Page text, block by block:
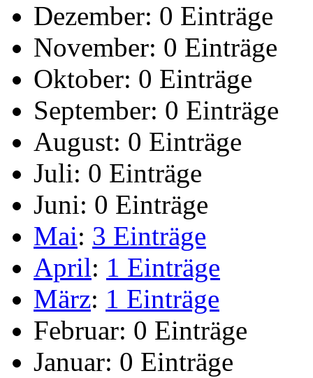
Dezember: 0 Einträge
November: 0 Einträge
Oktober: 0 Einträge
September: 0 Einträge
August: 0 Einträge
Juli: 0 Einträge
Juni: 0 Einträge
Mai: 3 Einträge
April: 1 Einträge
März: 1 Einträge
Februar: 0 Einträge
Januar: 0 Einträge